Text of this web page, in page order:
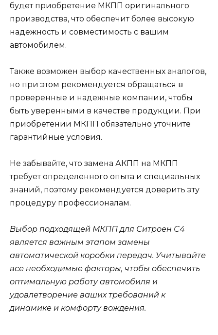
будет приобретение МКПП оригинального
производства, что обеспечит более высокую
надежность и совместимость с вашим
автомобилем.
Также возможен выбор качественных аналогов,
но при этом рекомендуется обращаться в
проверенные и надежные компании, чтобы
быть уверенными в качестве продукции. При
приобретении МКПП обязательно уточните
гарантийные условия.
Не забывайте, что замена АКПП на МКПП
требует определенного опыта и специальных
знаний, поэтому рекомендуется доверить эту
процедуру профессионалам.
Выбор подходящей МКПП для Ситроен С4
является важным этапом замены
автоматической коробки передач. Учитывайте
все необходимые факторы, чтобы обеспечить
оптимальную работу автомобиля и
удовлетворение ваших требований к
динамике и комфорту вождения.